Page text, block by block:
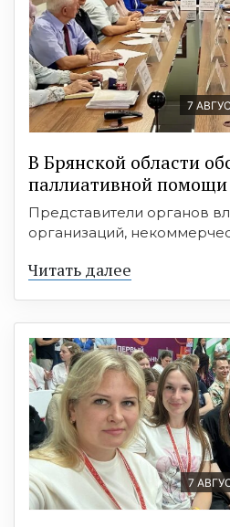
7
В Брянской области
паллиативной помощи
Представители органов
организаций,
Читать далее
7